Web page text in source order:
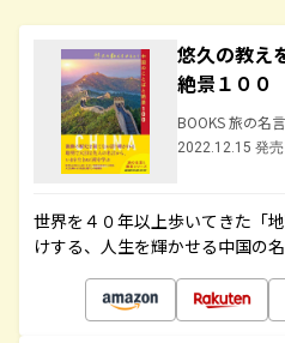
悠久の教え
絶景１００
BOOKS 旅の名
2022.12.15 発売
世界を４０年以上歩いてきた「
けする、人生を輝かせる中国の